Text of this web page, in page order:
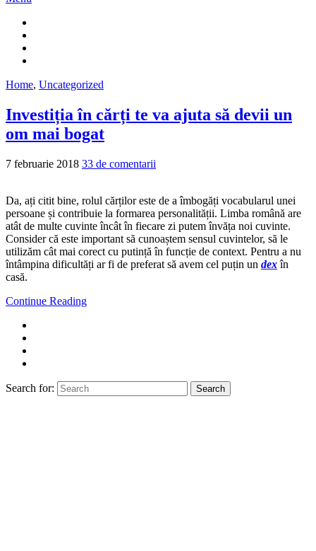
Home, Uncategorized
Investiția în cărți te va ajuta să devii un
om mai bogat
7 februarie 2018 33 de comentarii
Da, ați citit bine, rolul cărților este de a îmbogăți vocabularul unei
persoane și contribuie la formarea personalității. Limba română are
atât de multe cuvinte încât în fiecare zi putem învăța noi cuvinte.
Consider că este important să cunoaștem sensul cuvintelor, să le
utilizăm cât mai corect cu putință în funcție de context. Pentru a nu
întâmpina dificultăți ar fi de preferat să avem cel puțin un dexîn
casă.
Continue Reading
Search for: Search